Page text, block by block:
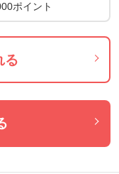
ポイント
る